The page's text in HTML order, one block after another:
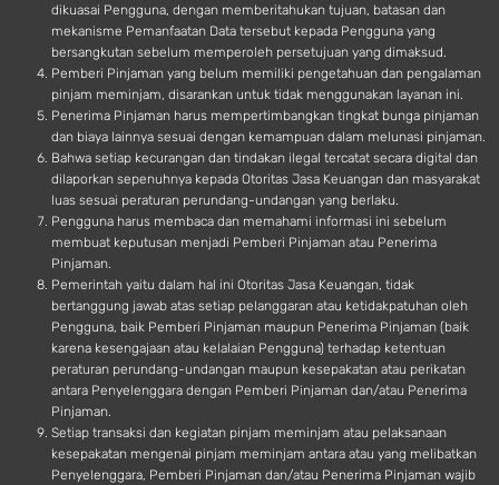
dikuasai Pengguna, dengan memberitahukan tujuan, batasan dan
mekanisme Pemanfaatan Data tersebut kepada Pengguna yang
bersangkutan sebelum memperoleh persetujuan yang dimaksud.
Pemberi Pinjaman yang belum memiliki pengetahuan dan pengalaman
pinjam meminjam, disarankan untuk tidak menggunakan layanan ini.
Penerima Pinjaman harus mempertimbangkan tingkat bunga pinjaman
dan biaya lainnya sesuai dengan kemampuan dalam melunasi pinjaman.
Bahwa setiap kecurangan dan tindakan ilegal tercatat secara digital dan
dilaporkan sepenuhnya kepada Otoritas Jasa Keuangan dan masyarakat
luas sesuai peraturan perundang-undangan yang berlaku.
Pengguna harus membaca dan memahami informasi ini sebelum
membuat keputusan menjadi Pemberi Pinjaman atau Penerima
Pinjaman.
Pemerintah yaitu dalam hal ini Otoritas Jasa Keuangan, tidak
bertanggung jawab atas setiap pelanggaran atau ketidakpatuhan oleh
Pengguna, baik Pemberi Pinjaman maupun Penerima Pinjaman (baik
karena kesengajaan atau kelalaian Pengguna) terhadap ketentuan
peraturan perundang-undangan maupun kesepakatan atau perikatan
antara Penyelenggara dengan Pemberi Pinjaman dan/atau Penerima
Pinjaman.
Setiap transaksi dan kegiatan pinjam meminjam atau pelaksanaan
kesepakatan mengenai pinjam meminjam antara atau yang melibatkan
Penyelenggara, Pemberi Pinjaman dan/atau Penerima Pinjaman wajib